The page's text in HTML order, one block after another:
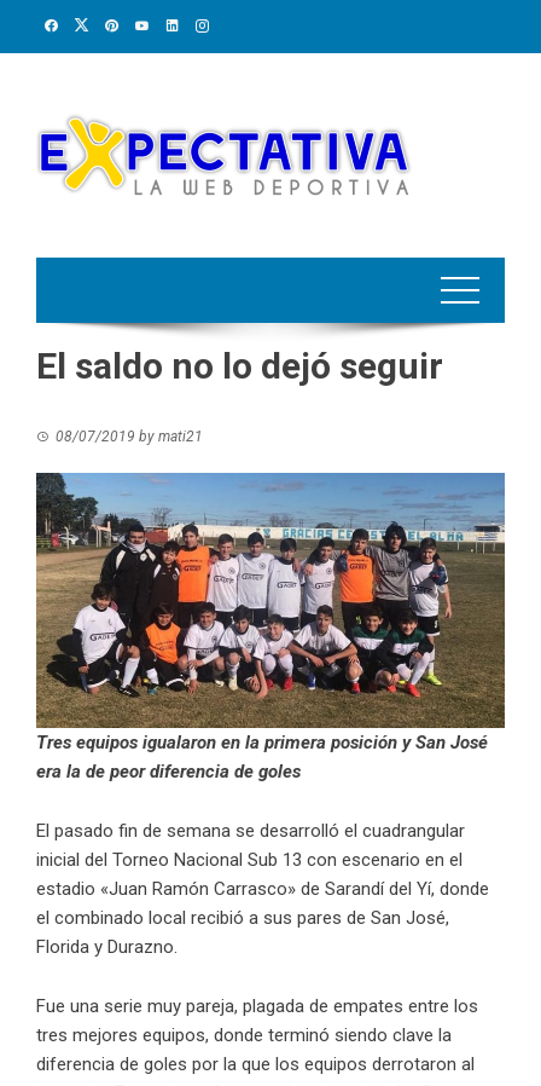
El saldo no lo dejó seguir
08/07/2019 by mati21
Tres equipos igualaron en la primera posición y San José
era la de peor diferencia de goles
El pasado fin de semana se desarrolló el cuadrangular
inicial del Torneo Nacional Sub 13 con escenario en el
estadio «Juan Ramón Carrasco» de Sarandí del Yí, donde
el combinado local recibió a sus pares de San José,
Florida y Durazno.
Fue una serie muy pareja, plagada de empates entre los
tres mejores equipos, donde terminó siendo clave la
diferencia de goles por la que los equipos derrotaron al